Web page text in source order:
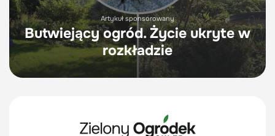
Artykuł sponsorowany
Butwiejący ogród. Życie ukryte w
rozkładzie